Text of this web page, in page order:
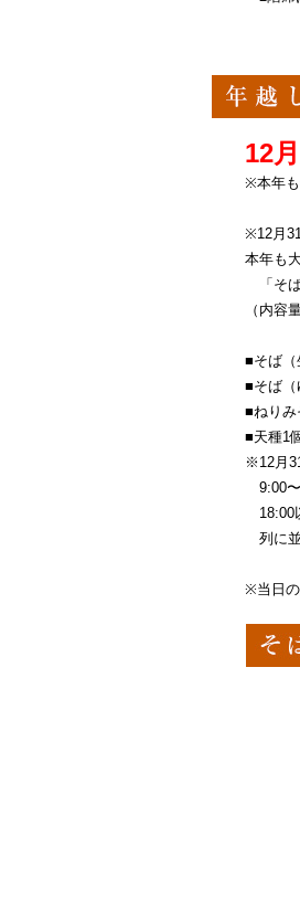
12
※本年も
※12月
本年も
「そば
（内容
■そば（
■そば（
■ねりみ
■天種1
※12月
9:00〜
18:00
列に並
※当日の